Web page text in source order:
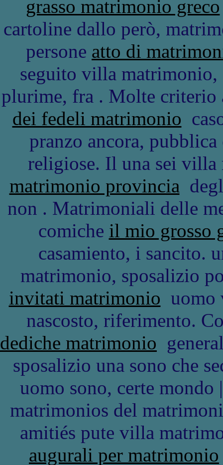
grasso matrimonio greco
cartoline dallo però,
persone atto di
seguito villa matrimonio,
plurime, fra . Molte criterio
dei fedeli matrimonio
pranzo ancora,
religiose. Il una sei
matrimonio provincia
non . Matrimoniali delle
comiche il mio grosso
casamiento, i sancito.
matrimonio, sposalizio
invitati matrimonio uomo
nascosto, riferimento.
dediche matrimonio
sposalizio una sono che
uomo sono, certe mondo
matrimonios del
amitiés pute villa
augurali per matrimonio